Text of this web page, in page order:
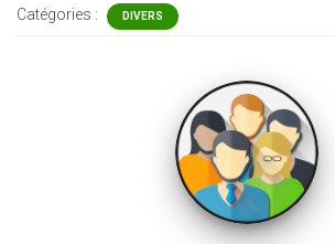
Catégories : DIVERS